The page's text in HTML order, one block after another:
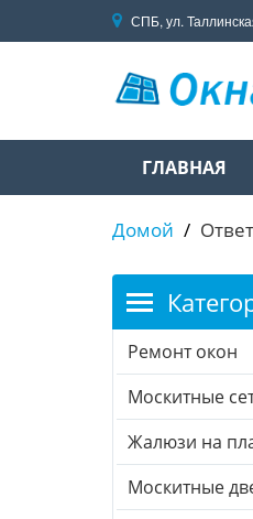
СПБ, ул.
ГЛАВНАЯ
Домой
Ремонт окон
Москитные
Жалюзи на
Москитные